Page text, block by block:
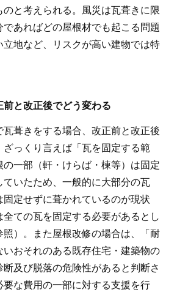
と考えられる。風災は瓦葺きに限
あればどの屋根材でも起こる問題
地など、リスクが高い建物では特
と改正後でどう変わる
葺きをする場合、改正前と改正後
っくり言えば「瓦を固定する範
一部（軒・けらば・棟等）は固定
いたため、一般的に大部分の瓦
固定せずに葺かれているのが現状
ての瓦を固定する必要があるとし
）。また屋根改修の場合は、「耐
おそれのある既存住宅・建築物の
及び脱落の危険性があると判断さ
な費用の一部に対する支援を行